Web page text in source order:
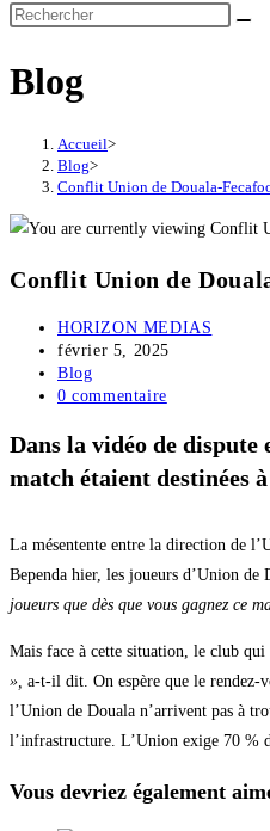
Blog
Accueil>
Blog>
Conflit Union de Douala-
Conflit Union de
HORIZON MEDIAS
février 5, 2025
Blog
0 commentaire
Dans la vidéo de dispute
match étaient destinées
La mésentente entre la direction de
Bependa hier, les joueurs d’Union
joueurs que dès que vous gagnez ce
Mais face à cette situation, le club qui
», a-t-il dit. On espère que le rendez-
l’Union de Douala n’arrivent pas à
l’infrastructure. L’Union exige 70 %
Vous devriez également